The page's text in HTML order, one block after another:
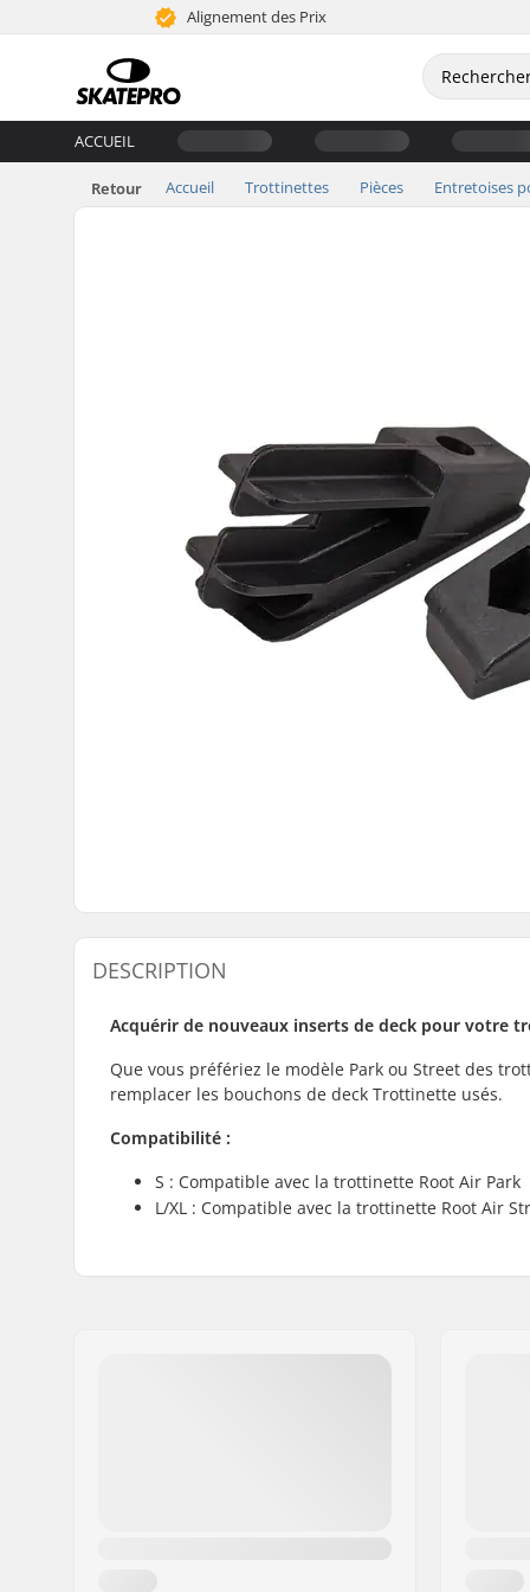
Alignement des Prix
ACCUEIL
Retour Accueil Trottinettes Pièces Entretoises
DESCRIPTION
Acquérir de nouveaux inserts de deck pour votre
Que vous préfériez le modèle Park ou Street des
remplacer les bouchons de deck Trottinette usés.
Compatibilité :
S : Compatible avec la trottinette Root Air Park
L/XL : Compatible avec la trottinette Root Air